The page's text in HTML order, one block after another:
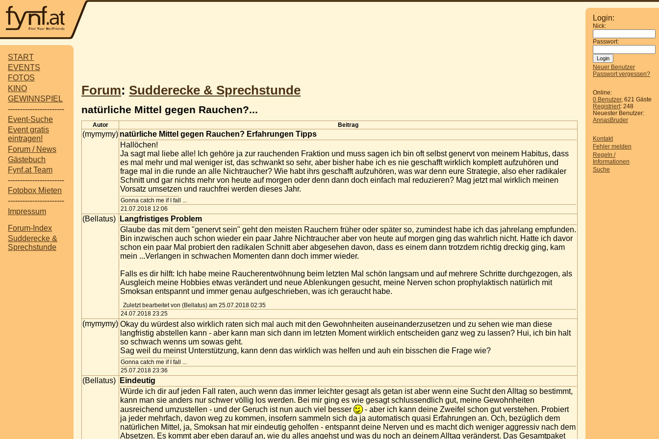
START
EVENTS
FOTOS
KINO
GEWINNSPIEL
-----------------------
Event-Suche
Event gratis
eintragen!
Forum / News
Gästebuch
Fynf.at Team
-----------------------
Fotobox Mieten
-----------------------
Impressum
Forum-Index
Sudderecke &
Sprechstunde
Login:
Nick:
Passwort:
Neuer Benutzer
Passwort vergessen?
Online:
0 Benutzer, 621 Gäste
Registriert: 248
Neuester Benutzer:
AnnasBruder
Kontakt
Fehler melden
Regeln /
Informationen
Suche
Forum: Sudderecke & Sprechstunde
natürliche Mittel gegen Rauchen?...
Autor Beitrag
(mymymy) natürliche Mittel gegen Rauchen? Erfahrungen Tipps
Hallöchen!
Ja sagt mal liebe alle! Ich gehöre ja zur rauchenden Fraktion und muss sagen ich bin oft selbst genervt von meinem Habitus, dass
es mal mehr und mal weniger ist, das schwankt so sehr, aber bisher habe ich es nie geschafft wirklich komplett aufzuhören und
frage mal in die runde an alle Nichtraucher? Wie habt ihrs geschafft aufzuhören, was war denn eure Strategie, also eher radikaler
Schnitt und gar nichts mehr von heute auf morgen oder denn dann doch einfach mal reduzieren? Mag jetzt mal wirklich meinen
Vorsatz umsetzen und rauchfrei werden dieses Jahr.
Gonna catch me if I fall ...
21.07.2018 12:06
(Bellatus)
Langfristiges Problem
Glaube das mit dem "genervt sein" geht den meisten Rauchern früher oder später so, zumindest habe ich das jahrelang empfunden.
Bin inzwischen auch schon wieder ein paar Jahre Nichtraucher aber von heute auf morgen ging das wahrlich nicht. Hatte ich davor
schon ein paar Mal probiert den radikalen Schnitt aber abgesehen davon, dass es einem dann trotzdem richtig dreckig ging, kam
mein ...Verlangen in schwachen Momenten dann doch immer wieder.
Falls es dir hilft: Ich habe meine Raucherentwöhnung beim letzten Mal schön langsam und auf mehrere Schritte durchgezogen, als
Ausgleich meine Hobbies etwas verändert und neue Ablenkungen gesucht, meine Nerven schon prophylaktisch natürlich mit
Smoksan entspannt und immer genau aufgeschrieben, was ich geraucht habe.
Zuletzt bearbeitet von (Bellatus) am 25.07.2018 02:35
24.07.2018 23:25
(mymymy) Okay du würdest also wirklich raten sich mal auch mit den Gewohnheiten auseinanderzusetzen und zu sehen wie man diese
langfristig abstellen kann - aber kann man sich dann im letzten Moment wirklich entscheiden ganz weg zu lassen? Hui, ich bin halt
so schwach wenns um sowas geht.
Sag weil du meinst Unterstützung, kann denn das wirklich was helfen und auh ein bisschen die Frage wie?
Gonna catch me if I fall ...
25.07.2018 23:36
(Bellatus)
Eindeutig
Würde ich dir auf jeden Fall raten, auch wenn das immer leichter gesagt als getan ist aber wenn eine Sucht den Alltag so bestimmt,
kann man sie anders nur schwer völlig los werden. Bei mir ging es wie gesagt schlussendlich gut, meine Gewohnheiten
ausreichend umzustellen - und der Geruch ist nun auch viel besser
- aber ich kann deine Zweifel schon gut verstehen. Probiert
ja jeder mehrfach, davon weg zu kommen, insofern sammeln sich da ja automatisch quasi Erfahrungen an. Och, bezüglich dem
natürlichen Mittel, ja, Smoksan hat mir eindeutig geholfen - entspannt deine Nerven und es macht dich weniger aggressiv nach dem
Absetzen. Es kommt aber eben darauf an, wie du alles angehst und was du noch an deinem Alltag veränderst. Das Gesamtpaket